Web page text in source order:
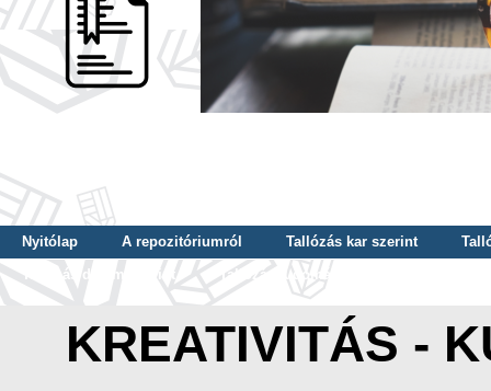
Nyitólap A repozitóriumról Tallózás kar szerint
Tallózás dátum szerint
Tallózás tudományterület szerint
KREATIVITÁS -